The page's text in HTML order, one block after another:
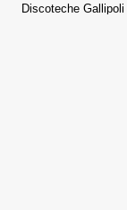
Discoteche Gallipoli